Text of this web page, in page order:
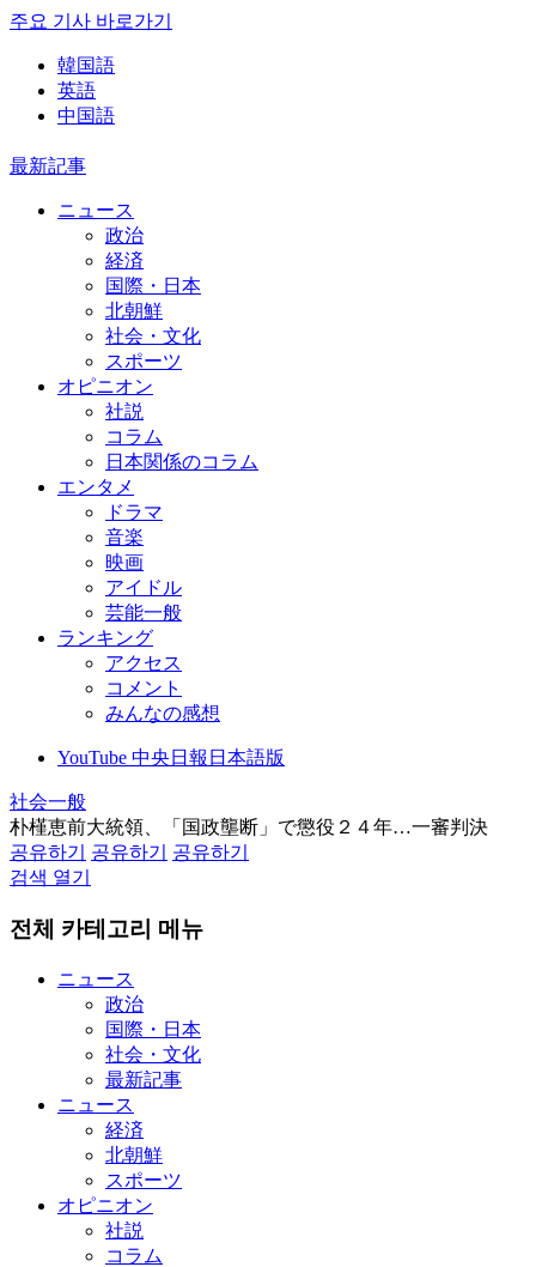
주요 기사 바로가기
韓国語
英語
中国語
最新記事
ニュース
政治
経済
国際・日本
北朝鮮
社会・文化
スポーツ
オピニオン
社説
コラム
日本関係のコラム
エンタメ
ドラマ
音楽
映画
アイドル
芸能一般
ランキング
アクセス
コメント
みんなの感想
YouTube 中央日報日本語版
社会一般
朴槿恵前大統領、「国政壟断」で懲役２４年…一審判決
공유하기
공유하기
공유하기
검색 열기
전체 카테고리 메뉴
ニュース
政治
国際・日本
社会・文化
最新記事
ニュース
経済
北朝鮮
スポーツ
オピニオン
社説
コラム